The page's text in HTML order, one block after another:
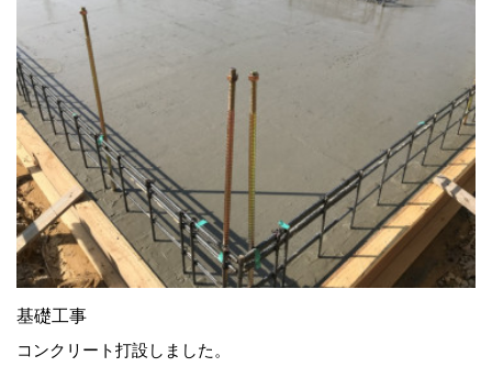
基礎工事
コンクリート打設しました。